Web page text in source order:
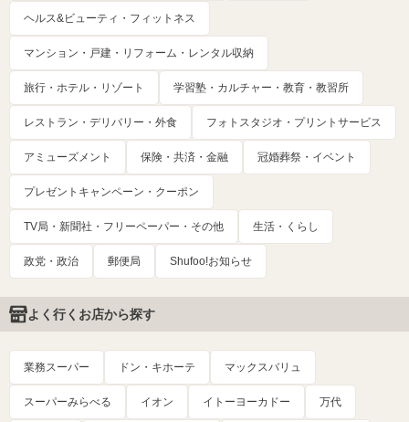
ヘルス&ビューティ・フィットネス
マンション・戸建・リフォーム・レンタル収納
旅行・ホテル・リゾート 学習塾・カルチャー・教育・教習所
レストラン・デリバリー・外食 フォトスタジオ・プリントサービス
アミューズメント 保険・共済・金融 冠婚葬祭・イベント
プレゼントキャンペーン・クーポン
TV局・新聞社・フリーペーパー・その他 生活・くらし
政党・政治 郵便局 Shufoo!お知らせ
よく行くお店から探す
業務スーパー ドン・キホーテ マックスバリュ
スーパーみらべる イオン イトーヨーカドー 万代